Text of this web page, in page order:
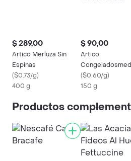
$ 289,00
Artico Merluza Sin
Espinas
($0.73/g)
400 g
$ 90,00
Artico
De Merluza
($0.60/g)
150 g
Productos